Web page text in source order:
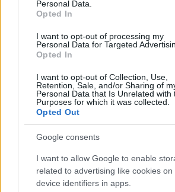
Personal Data.
Opted In
I want to opt-out of processing my
Personal Data for Targeted
Opted In
I want to opt-out of Collection, Use,
Retention, Sale, and/or Sharing of
Personal Data that Is Unrelated with
Purposes for which it was collected.
Opted Out
Google consents
I want to allow Google to enable
related to advertising like cookies on
device identifiers in apps.
Ključne besede:
kolesarski kamp
prijave
zkštm ravne
Več iz kraja Ravne na